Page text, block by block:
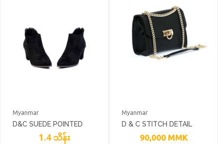
Myanmar
D&C SUEDE POINTED
TOE BLOCK HEEL BOOTS
1.4 သိန်း
Myanmar
D & C STITCH DETAIL
SATCHEL CHAIN
90,000 MMK